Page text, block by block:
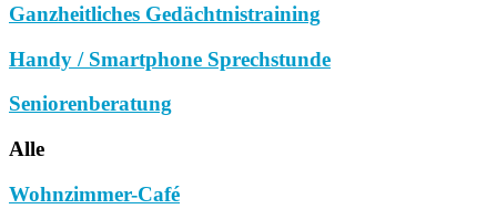
Ganzheitliches Gedächtnistraining
Handy / Smartphone Sprechstunde
Seniorenberatung
Alle
Wohnzimmer-Café